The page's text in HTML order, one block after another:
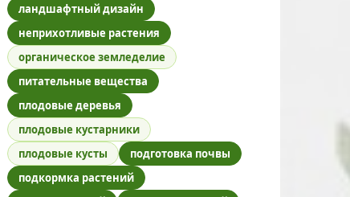
ландшафтный дизайн
неприхотливые растения
органическое земледелие
питательные вещества
плодовые деревья
плодовые кустарники
плодовые кусты
подготовка почвы
подкормка растений